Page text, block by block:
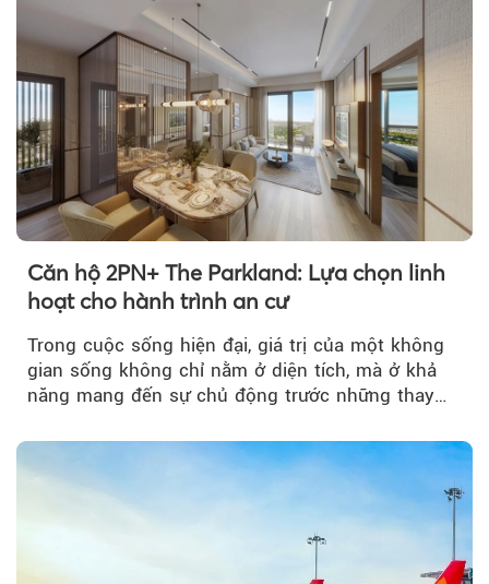
Theo
Căn hộ 2PN+ The Parkland: Lựa chọn linh
hoạt cho hành trình an cư
Trong cuộc sống hiện đại, giá trị của một không
gian sống không chỉ nằm ở diện tích, mà ở khả
năng mang đến sự chủ động trước những thay